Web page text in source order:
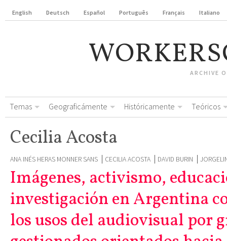
English Deutsch Español Português Français Italiano
ARCHIVE
Temas Geograficámente Históricamente Teóricos
Cecilia Acosta
ANA INÉS HERAS MONNER SANS CECILIA ACOSTA DAVID BURIN
Imágenes, activismo,
investigación en Argentina
los usos del audiovisual por